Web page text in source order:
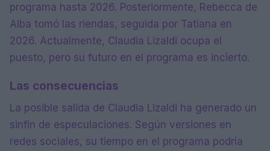
programa hasta 2026. Posteriormente, Rebecca de
Alba tomó las riendas, seguida por Tatiana en
2026. Actualmente, Claudia Lizaldi ocupa el
puesto, pero su futuro en el programa es incierto.
Las consecuencias
La posible salida de Claudia Lizaldi ha generado un
sinfín de especulaciones. Según versiones en
redes sociales, su tiempo en el programa podría